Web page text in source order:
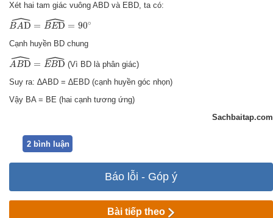
Xét hai tam giác vuông ABD và EBD, ta có:
ˆ
BAD = ˆ
BED = 90∘
BAD^ ED^=
Cạnh huyền BD chung
ˆ
ABD = ˆ
EBD
ABD^ BD^
(Vì BD là phân giác)
Suy ra: ∆ABD = ∆EBD (cạnh huyền góc nhọn)
Vậy BA = BE (hai cạnh tương ứng)
Sachbaitap.com
2 bình luận
Báo lỗi - Góp ý
Bài tiếp theo